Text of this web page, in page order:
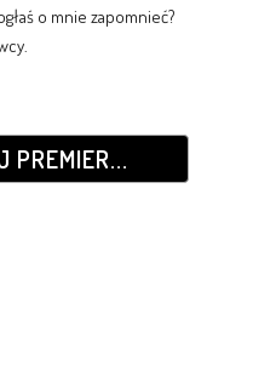
o mnie zapomnieć?
PREMIER...